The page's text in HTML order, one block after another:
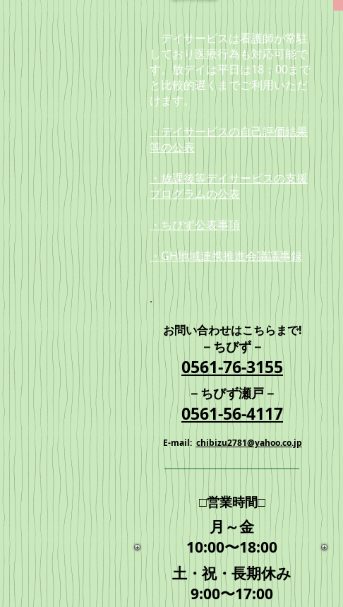
デイサービスは看護師が常駐
しており 医療行為も対応可能で
す。放デイは平日は18：00まで
と 比較的遅くまでご利用いただ
けます。
・デイサービスの自己評価結果
等の公表
・放課後等デイサービスの支援
プログラムの公表
・ちびず公表事項
・GH地域連携推進会議議事録
お問い合わせはこちらまで!
－ちびず－
​0561-76-3155
－ ちびず瀬戸 －
​0561-56-4117
E-mail:chibizu2781@yahoo.co.jp
□営業時間□
月～金
10:00〜18:00
土・祝・長期休み
9:00〜17:00